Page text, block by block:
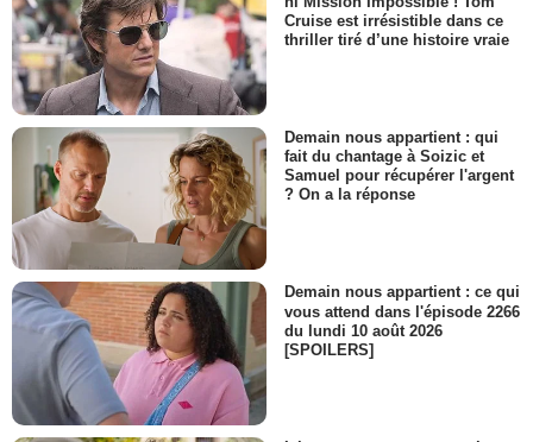
Cruise est irrésistible dans ce
thriller tiré d’une histoire vraie
Demain nous appartient : qui
fait du chantage à Soizic et
Samuel pour récupérer l'argent
? On a la réponse
Demain nous appartient : ce qui
vous attend dans l'épisode 2266
du lundi 10 août 2026
[SPOILERS]